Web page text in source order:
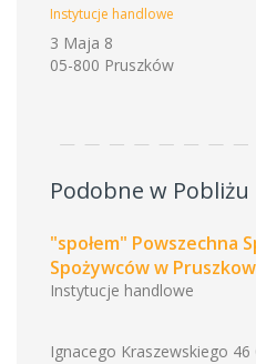
Instytucje handlowe
3 Maja 8
05-800 Pruszków
Podobne w Pobliżu
"społem" Powszechna
Spożywców w
Instytucje handlowe
Ignacego Kraszewskiego